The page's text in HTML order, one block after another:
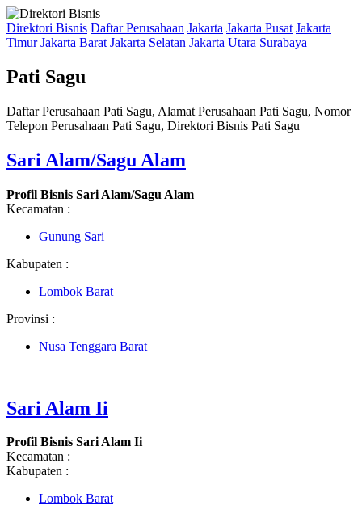
Direktori Bisnis Daftar Perusahaan Jakarta Jakarta Pusat Jakarta
Timur Jakarta Barat Jakarta Selatan Jakarta Utara Surabaya
Pati Sagu
Daftar Perusahaan Pati Sagu, Alamat Perusahaan Pati Sagu, Nomor
Telepon Perusahaan Pati Sagu, Direktori Bisnis Pati Sagu
Sari Alam/Sagu Alam
Profil Bisnis Sari Alam/Sagu Alam
Kecamatan :
Gunung Sari
Kabupaten :
Lombok Barat
Provinsi :
Nusa Tenggara Barat
Sari Alam Ii
Profil Bisnis Sari Alam Ii
Kecamatan :
Kabupaten :
Lombok Barat